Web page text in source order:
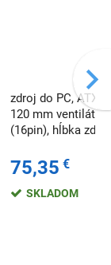
zdroj do PC, ATX,
120 mm ventilátor,
(16pin), hĺbka
75,35 €
SKLADOM